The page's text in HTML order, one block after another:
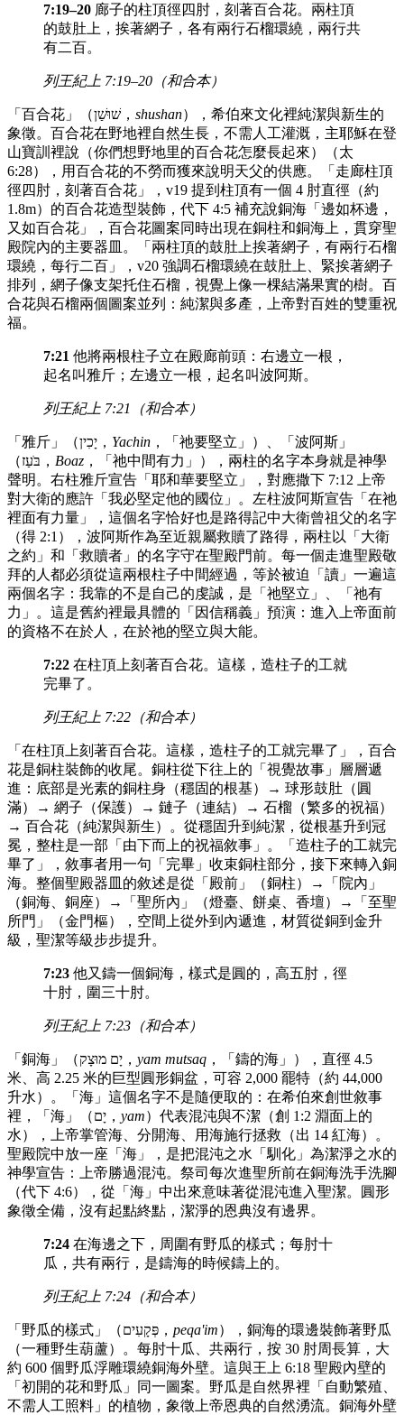
7:19–20 廊子的柱頂徑四肘，刻著百合花。兩柱頂
的鼓肚上，挨著網子，各有兩行石榴環繞，兩行共
有二百。
列王紀上 7:19–20（和合本）
「百合花」（שׁוּשַׁן， shushan），希伯來文化裡純潔與新生的
象徵。百合花在野地裡自然生長，不需人工灌溉，主耶穌在登
山寶訓裡說（你們想野地里的百合花怎麼長起來）（太
6:28），用百合花的不勞而獲來說明天父的供應。「走廊柱頂
徑四肘，刻著百合花」，v19 提到柱頂有一個 4 肘直徑（約
1.8m）的百合花造型裝飾，代下 4:5 補充說銅海「邊如杯邊，
又如百合花」，百合花圖案同時出現在銅柱和銅海上，貫穿聖
殿院內的主要器皿。「兩柱頂的鼓肚上挨著網子，有兩行石榴
環繞，每行二百」，v20 強調石榴環繞在鼓肚上、緊挨著網子
排列，網子像支架托住石榴，視覺上像一棵結滿果實的樹。百
合花與石榴兩個圖案並列：純潔與多產，上帝對百姓的雙重祝
福。
7:21 他將兩根柱子立在殿廊前頭：右邊立一根，
起名叫雅斤；左邊立一根，起名叫波阿斯。
列王紀上 7:21（和合本）
「雅斤」（יָכִין， Yachin ，「祂要堅立」）、「波阿斯」
（בֹּעַז， Boaz ，「祂中間有力」），兩柱的名字本身就是神學
聲明。右柱雅斤宣告「耶和華要堅立」，對應撒下 7:12 上帝
對大衛的應許「我必堅定他的國位」。左柱波阿斯宣告「在祂
裡面有力量」，這個名字恰好也是路得記中大衛曾祖父的名字
（得 2:1），波阿斯作為至近親屬救贖了路得，兩柱以「大衛
之約」和「救贖者」的名字守在聖殿門前。每一個走進聖殿敬
拜的人都必須從這兩根柱子中間經過，等於被迫「讀」一遍這
兩個名字：我靠的不是自己的虔誠，是「祂堅立」、「祂有
力」。這是舊約裡最具體的「因信稱義」預演：進入上帝面前
的資格不在於人，在於祂的堅立與大能。
7:22 在柱頂上刻著百合花。這樣，造柱子的工就
完畢了。
列王紀上 7:22（和合本）
「在柱頂上刻著百合花。這樣，造柱子的工就完畢了」，百合
花是銅柱裝飾的收尾。銅柱從下往上的「視覺故事」層層遞
進：底部是光素的銅柱身（穩固的根基）→ 球形鼓肚（圓
滿）→ 網子（保護）→ 鏈子（連結）→ 石榴（繁多的祝福）
→ 百合花（純潔與新生）。從穩固升到純潔，從根基升到冠
冕，整柱是一部「由下而上的祝福敘事」。「造柱子的工就完
畢了」，敘事者用一句「完畢」收束銅柱部分，接下來轉入銅
海。整個聖殿器皿的敘述是從「殿前」（銅柱）→「院內」
（銅海、銅座）→「聖所內」（燈臺、餅桌、香壇）→「至聖
所門」（金門樞），空間上從外到內遞進，材質從銅到金升
級，聖潔等級步步提升。
7:23 他又鑄一個銅海，樣式是圓的，高五肘，徑
十肘，圍三十肘。
列王紀上 7:23（和合本）
「銅海」（יָם מוּצָק， yam mutsaq ，「鑄的海」），直徑 4.5
米、高 2.25 米的巨型圓形銅盆，可容 2,000 罷特（約 44,000
升水）。「海」這個名字不是隨便取的：在希伯來創世敘事
裡，「海」（יָם， yam）代表混沌與不潔（創 1:2 淵面上的
水），上帝掌管海、分開海、用海施行拯救（出 14 紅海）。
聖殿院中放一座「海」，是把混沌之水「馴化」為潔淨之水的
神學宣告：上帝勝過混沌。祭司每次進聖所前在銅海洗手洗腳
（代下 4:6），從「海」中出來意味著從混沌進入聖潔。圓形
象徵全備，沒有起點終點，潔淨的恩典沒有邊界。
7:24 在海邊之下，周圍有野瓜的樣式；每肘十
瓜，共有兩行，是鑄海的時候鑄上的。
列王紀上 7:24（和合本）
「野瓜的樣式」（פְּקָעִים， peqa'im），銅海的環邊裝飾著野瓜
（一種野生葫蘆）。每肘十瓜、共兩行，按 30 肘周長算，大
約 600 個野瓜浮雕環繞銅海外壁。這與王上 6:18 聖殿內壁的
「初開的花和野瓜」同一圖案。野瓜是自然界裡「自動繁殖、
不需人工照料」的植物，象徵上帝恩典的自然湧流。銅海外壁